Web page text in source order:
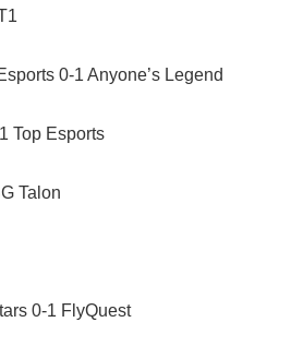
0-1 Anyone’s Legend
Top Esports
Talon
0-1 FlyQuest